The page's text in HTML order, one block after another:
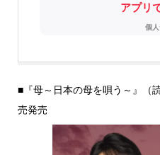
■『母～日本の母を唄う～』（
売発売